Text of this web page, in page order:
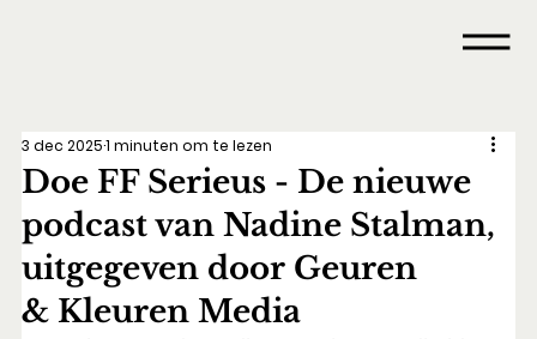
Doe FF Serieus - De nieuwe
podcast van Nadine Stalman,
uitgegeven door Geuren
& Kleuren Media
3 dec 20251 minuten om te lezen